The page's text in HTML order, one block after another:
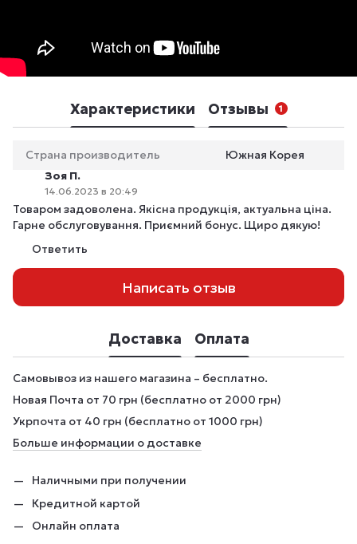
Характеристики Отзывы 1
Страна производитель
Южная Корея
Зоя П.
14.06.2023 в 20:49
Товаром задоволена. Якісна продукція, актуальна ціна.
Гарне обслуговування. Приємний бонус. Щиро дякую!
Ответить
Написать отзыв
Доставка Оплата
Самовывоз из нашего магазина – бесплатно.
Новая Почта от 70 грн (бесплатно от 2000 грн)
Укрпочта от 40 грн (бесплатно от 1000 грн)
Больше информации о доставке
Наличными при получении
Кредитной картой
Онлайн оплата